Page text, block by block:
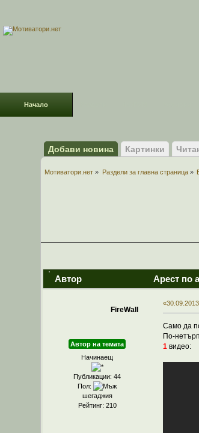
Начало
Добави новина Картинки
Мотиватори.нет » Раздели за главна страница»
Автор Арест по
FireWall
Автор на темата
Начинаещ
Публикации: 44
Пол:
шегаджия
Рейтинг: 210
Само да
По-
1видео: